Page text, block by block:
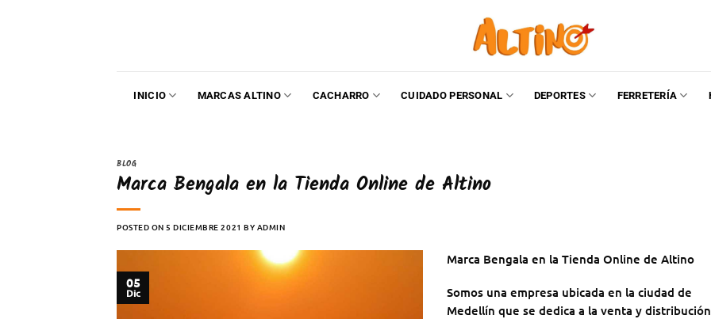
INICIO MARCAS ALTINO CACHARRO CUIDADO PERSONAL DEPORTES FERRETERÍA
BLOG
Marca Bengala en la Tienda Online de Altino
POSTED ON5 DICIEMBRE 2021 BY ADMIN
05
Dic
Marca Bengala en la Tienda Online de Altino
Somos una empresa ubicada en la ciudad de
Medellín que se dedica a la venta y